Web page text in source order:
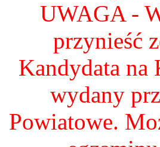
UWAGA -
przynieść
Kandydata
wydany
Powiatowe.